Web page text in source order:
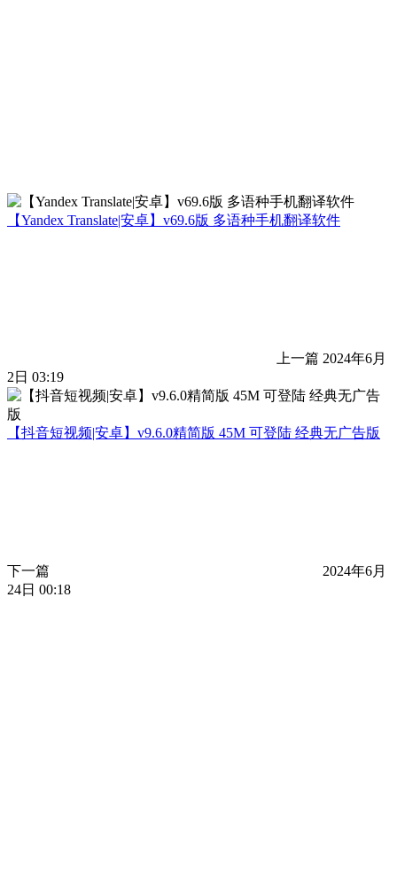
【Yandex Translate|安卓】v69.6版 多语种手机翻译软件
上一篇 2024年6月
2日 03:19
【抖音短视频|安卓】v9.6.0精简版 45M 可登陆 经典无广告版
下一篇
2024年6月
24日 00:18